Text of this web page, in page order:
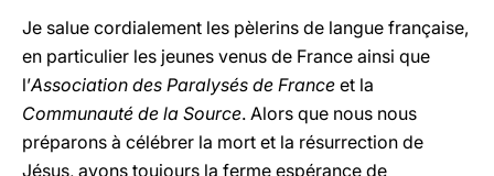
Je salue cordialement les pèlerins de langue française,
en particulier les jeunes venus de France ainsi que
l’Association des Paralysés de France et la
Communauté de la Source. Alors que nous nous
préparons à célébrer la mort et la résurrection de
Jésus, ayons toujours la ferme espérance de